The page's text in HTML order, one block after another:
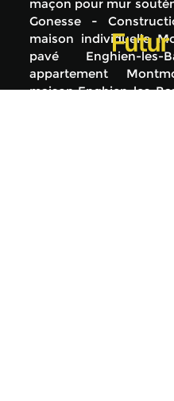
maçon pour mur
Gonesse
maison individuelle
pavé Enghien-les-
appartement
maison Enghien-les-